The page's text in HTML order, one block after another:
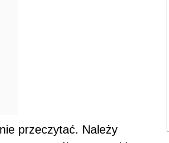
przeczytać. Należy